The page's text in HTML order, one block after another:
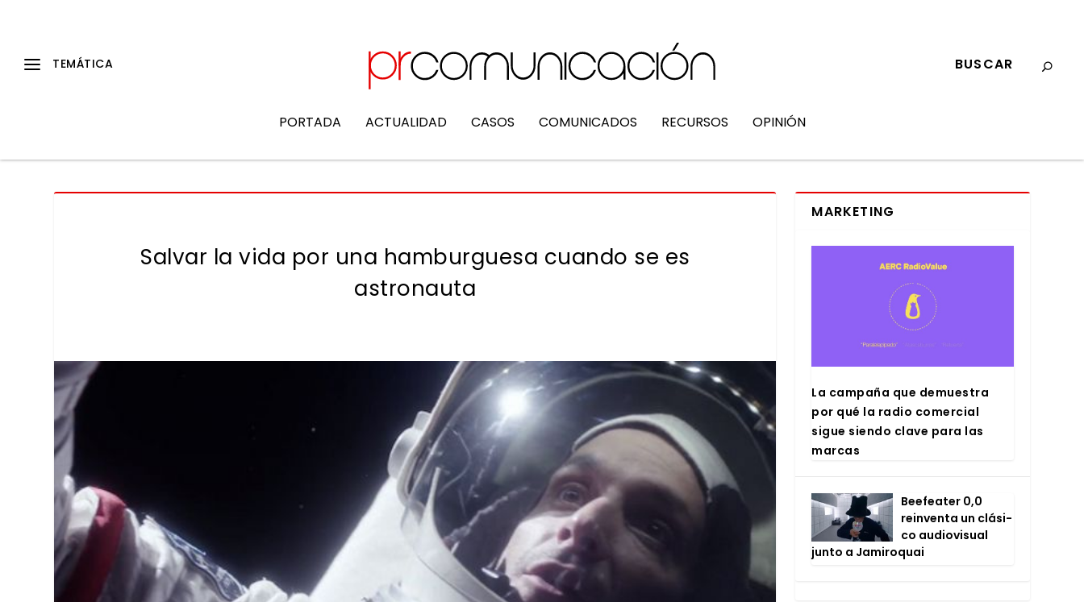
PORTADA ACTUALIDAD CASOS COMUNICADOS RECURSOS OPINIÓN
Salvar la vida por una hamburguesa cuando se es
astronauta
MARKETING
La cam­pa­ña que demues­tra
por qué la radio comer­cial
sigue sien­do cla­ve para las
mar­cas
Bee­fea­ter 0,0
rein­ven­ta un clá­si­
co audio­vi­sual
jun­to a Jami­ro­quai